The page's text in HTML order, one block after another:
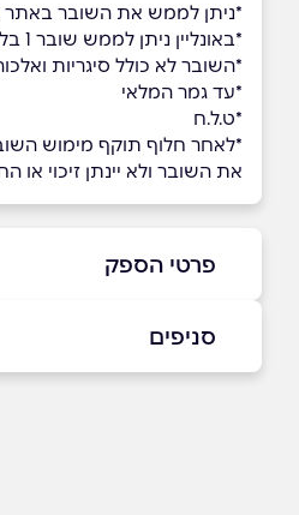
*ניתן לממש את השובר באתר
*באונליין ניתן לממש שובר 1 בלבד בעסקה
*השובר לא כולל סיגריות
*עד גמר המלאי
*ט.ל.ח
*לאחר חלוף תוקף מימוש
את השובר ולא יינתן זיכוי או
פרטי הספק
סניפים